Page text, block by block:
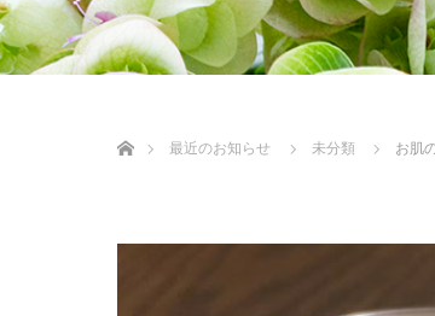
最近のお知らせ
未分類 お肌